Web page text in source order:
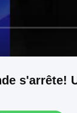
s'arrête!